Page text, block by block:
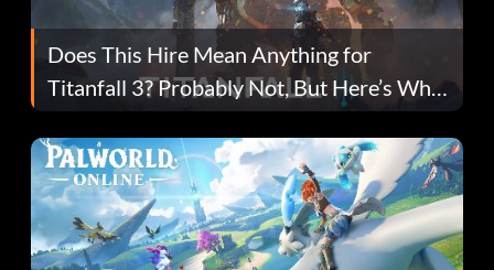
Does This Hire Mean Anything for
Titanfall 3? Probably Not, But Here’s Why
Fans Are Hopeful